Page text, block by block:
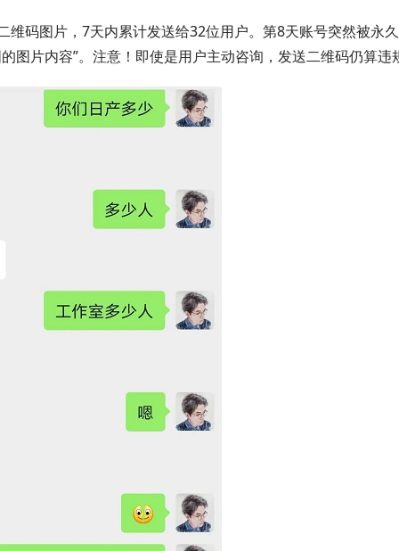
码图片，7天内累计发送给32位用户。第8天账号突然被永
图片内容”。注意！即使是用户主动咨询，发送二维码仍算违